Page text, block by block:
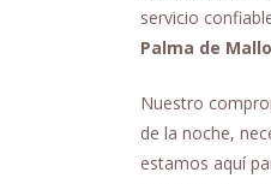
servicio
Palma de
Nuestro
de la noche,
estamos aquí